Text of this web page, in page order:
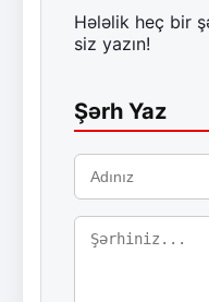
Hələlik heç bir
siz yazın!
Şərh Yaz